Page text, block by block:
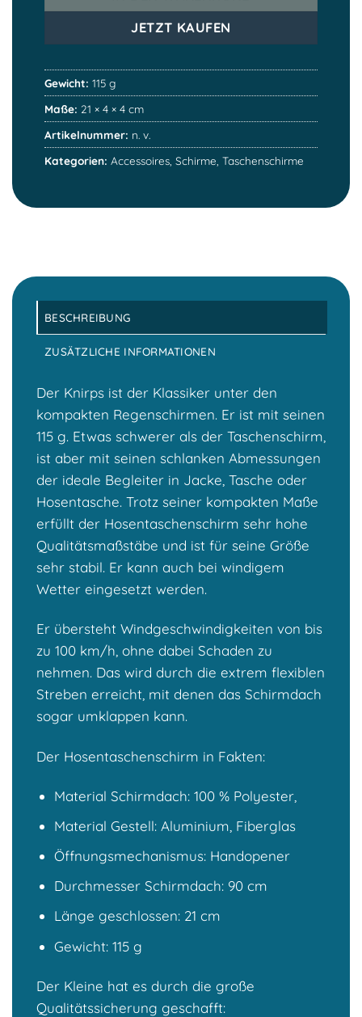
JETZT KAUFEN
Gewicht: 115 g
Maße: 21 × 4 × 4 cm
Artikelnummer: n. v.
Kategorien: Accessoires Schirme Taschenschirme
BESCHREIBUNG
ZUSÄTZLICHE INFORMATIONEN
Der Knirps ist der Klassiker unter den
kompakten Regenschirmen. Er ist mit seinen
115 g. Etwas schwerer als der Taschenschirm,
ist aber mit seinen schlanken Abmessungen
der ideale Begleiter in Jacke, Tasche oder
Hosentasche. Trotz seiner kompakten Maße
erfüllt der Hosentaschenschirm sehr hohe
Qualitätsmaßstäbe und ist für seine Größe
sehr stabil. Er kann auch bei windigem
Wetter eingesetzt werden.
Er übersteht Windgeschwindigkeiten von bis
zu 100 km/h, ohne dabei Schaden zu
nehmen. Das wird durch die extrem flexiblen
Streben erreicht, mit denen das Schirmdach
sogar umklappen kann.
Der Hosentaschenschirm in Fakten:
Material Schirmdach: 100 % Polyester,
Material Gestell: Aluminium, Fiberglas
Öffnungsmechanismus: Handopener
Durchmesser Schirmdach: 90 cm
Länge geschlossen: 21 cm
Gewicht: 115 g
Der Kleine hat es durch die große
Qualitätssicherung geschafft: